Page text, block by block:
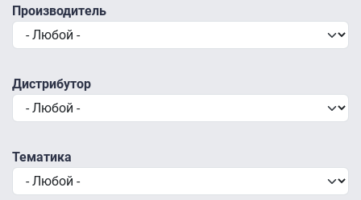
Производитель
Дистрибутор
Тематика